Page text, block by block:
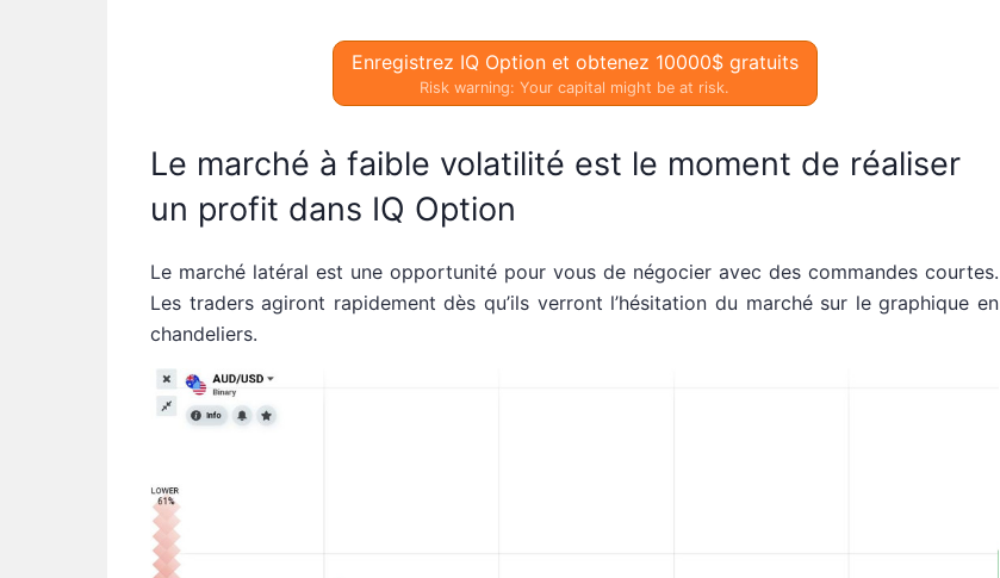
Enregistrez IQ Option et obtenez 10000$ gratuits
Risk warning: Your capital might be at risk.
Le marché à faible volatilité est le moment de réaliser
un profit dans IQ Option
Le marché latéral est une opportunité pour vous de négocier avec des commandes courtes.
Les traders agiront rapidement dès qu’ils verront l’hésitation du marché sur le graphique en
chandeliers.